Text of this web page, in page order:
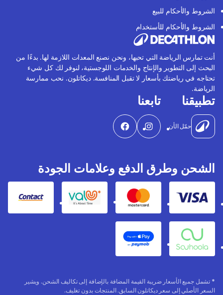
الشروط والأحكام للبيع
الشروط والأحكام للأستخدام
أنت تمارس الرياضة التي تحبها، ونحن نصنع المعدات اللازمة لها. بدءًا من
البحث إلى التطوير والإنتاج والخدمات اللوجستية، لنوفر لك كل شيء
تحتاجه في رياضتك بأسعار لا تقبل المنافسة. ديكاتلون. نحب ممارسة
الرياضة.
تطبيقنا
حمّل الأن
تابعنا
الشحن وطرق الدفع وعلامات الجودة
Visa
Mastercard
Valu
Contact
Souhoola
Apple Pay
* تشمل جميع الأسعار ضريبة القيمة المضافة بالإضافة إلى تكاليف الشحن. ويشير
السعر الأصلي إلى سعر ديكاتلون السابق. المنتجات بدون تغليف.